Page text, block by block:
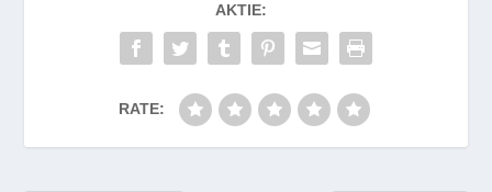
AKTIE:
RATE: